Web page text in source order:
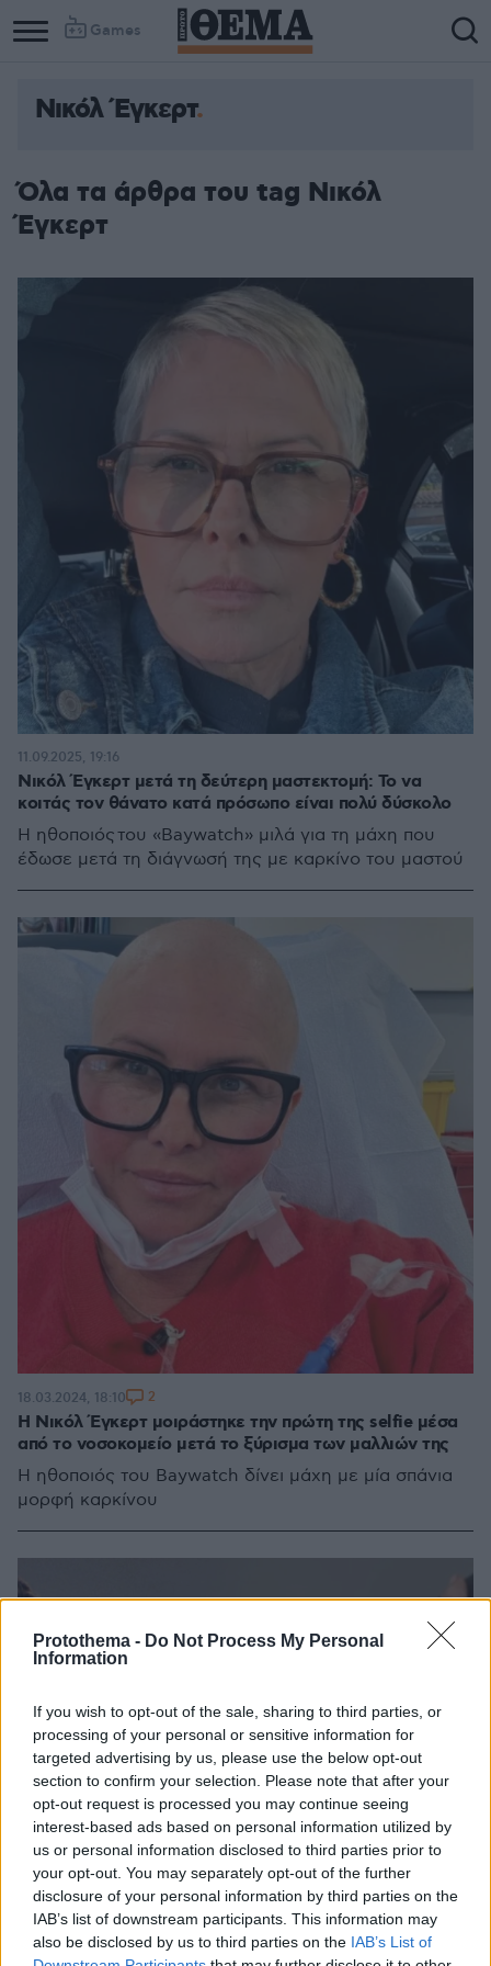
Protothema - Do Not Process My Personal
Information
If you wish to opt-out of the sale, sharing to third parties, or
processing of your personal or sensitive information for
targeted advertising by us, please use the below opt-out
section to confirm your selection. Please note that after your
opt-out request is processed you may continue seeing
interest-based ads based on personal information utilized by
us or personal information disclosed to third parties prior to
your opt-out. You may separately opt-out of the further
disclosure of your personal information by third parties on the
IAB’s list of downstream participants. This information may
also be disclosed by us to third parties on the IAB’s List of
Games
Νικόλ Έγκερτ
Όλα τα άρθρα του tag Νικόλ
Έγκερτ
Νικόλ Έγκερτ μετά τη δεύτερη μαστεκτομή: Το να
κοιτάς τον θάνατο κατά πρόσωπο είναι πολύ δύσκολο
Η ηθοποιός του «Baywatch» μιλά για τη μάχη που
έδωσε μετά τη διάγνωσή της με καρκίνο του μαστού
11.09.2025, 19:16
Η Νικόλ Έγκερτ μοιράστηκε την πρώτη της selfie μέσα
από το νοσοκομείο μετά το ξύρισμα των μαλλιών της
Η ηθοποιός του Baywatch δίνει μάχη με μία σπάνια
μορφή καρκίνου
18.03.2024, 18:10 2